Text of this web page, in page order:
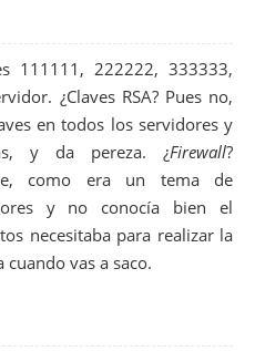
111111, 222222, 333333,
¿Claves RSA? Pues no,
en todos los servidores y
y da pereza. ¿Firewall?
como era un tema de
y no conocía bien el
necesitaba para realizar la
vas a saco.